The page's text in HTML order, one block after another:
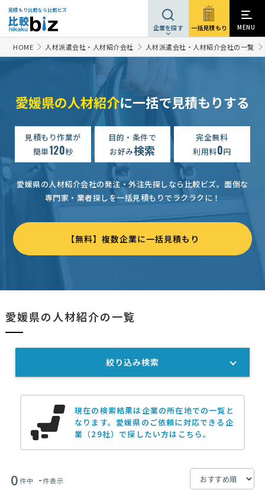
見積もり比較なら比較ビズ
企業を探す 一括見積もり MENU
HOME 人材派遣会社・人材紹介会社 人材派遣会社・人材紹介会社の一覧
愛媛県の人材紹介に一括で見積もりする
見積もり作業が
簡単120秒
目的・条件で
お好み検索
完全無料
利用料0円
愛媛県の人材紹介会社の発注・外注先探しなら比較ビズ。 面倒な
専門家・業者探しを一括見積もりでラクラクに！
【無料】複数企業に一括見積もり
愛媛県の人材紹介の一覧
現在の検索結果は企業の所在地での一覧と
なります。 愛媛県のご依頼に対応できる企
業（29社）で探したい方はこちら。
0件中 -件表示
絞り込み検索